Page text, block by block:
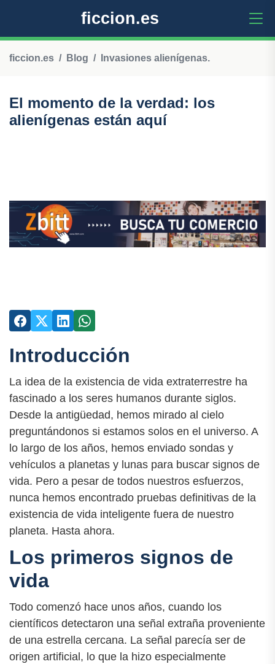
ficcion.es
ficcion.es Blog Invasiones alienígenas.
El momento de la verdad: los
alienígenas están aquí
Introducción
La idea de la existencia de vida extraterrestre ha
fascinado a los seres humanos durante siglos.
Desde la antigüedad, hemos mirado al cielo
preguntándonos si estamos solos en el universo. A
lo largo de los años, hemos enviado sondas y
vehículos a planetas y lunas para buscar signos de
vida. Pero a pesar de todos nuestros esfuerzos,
nunca hemos encontrado pruebas definitivas de la
existencia de vida inteligente fuera de nuestro
planeta. Hasta ahora.
Los primeros signos de
vida
Todo comenzó hace unos años, cuando los
científicos detectaron una señal extraña proveniente
de una estrella cercana. La señal parecía ser de
origen artificial, lo que la hizo especialmente